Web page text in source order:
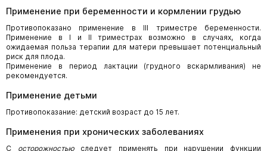
Применение при беременности и кормлении грудью
Противопоказано применение в III триместре беременности.
Применение в I и II триместрах возможно в случаях, когда
ожидаемая польза терапии для матери превышает потенциальный
риск для плода.
Применение в период лактации (грудного вскармливания) не
рекомендуется.
Применение детьми
Противопоказание: детский возраст до 15 лет.
Применения при хронических заболеваниях
С осторожностьюследует применять при нарушении функции